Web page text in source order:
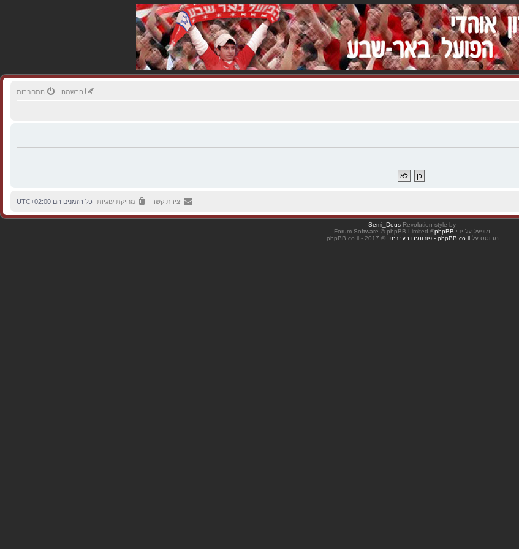
התחברות הרשמה
כל הזמנים הם UTC+02:00 מחיקת עוגיות יצירת קשר
Revolution style by
Semi_Deus
מופעל על ידי phpBB
® Forum Software © phpBB Limited
מבוסס על phpBB.co.il - פורומים בעברית . © 2017 - phpBB.co.il.